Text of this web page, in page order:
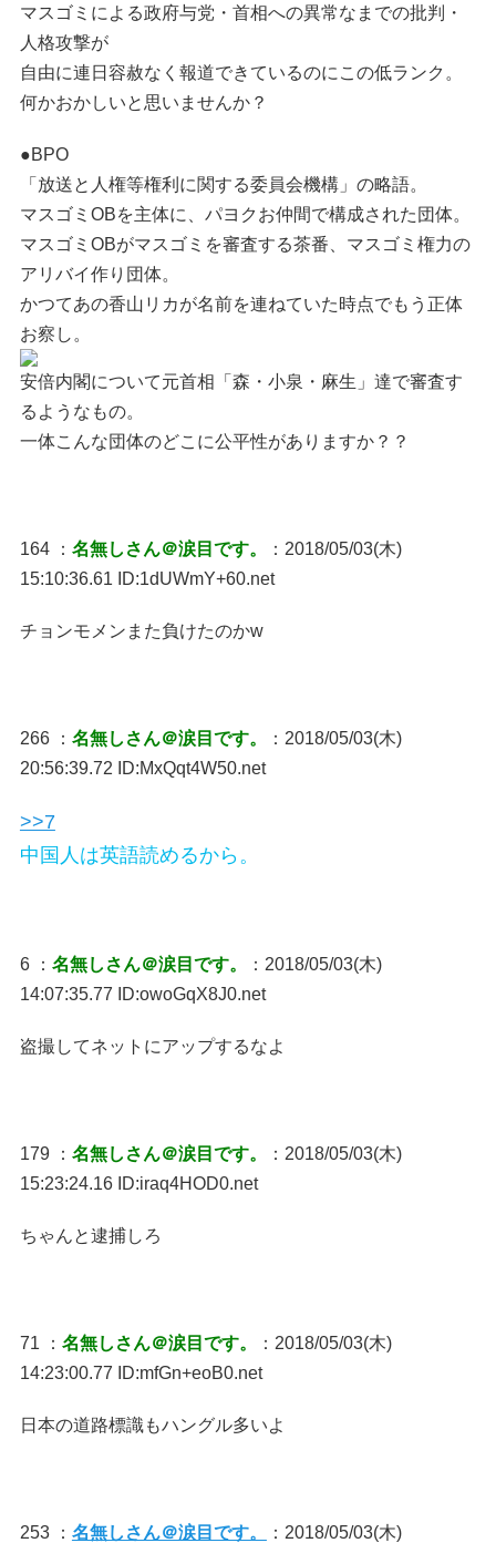
マスゴミによる政府与党・首相への異常なまでの批判・
人格攻撃が
自由に連日容赦なく報道できているのにこの低ランク。
何かおかしいと思いませんか？
●BPO
「放送と人権等権利に関する委員会機構」の略語。
マスゴミOBを主体に、パヨクお仲間で構成された団体。
マスゴミOBがマスゴミを審査する茶番、マスゴミ権力の
アリバイ作り団体。
かつてあの香山リカが名前を連ねていた時点でもう正体
お察し。
安倍内閣について元首相「森・小泉・麻生」達で審査す
るようなもの。
一体こんな団体のどこに公平性がありますか？？
164 ： 名無しさん＠涙目です。
：2018/05/03(木)
15:10:36.61 ID:1dUWmY+60.net
チョンモメンまた負けたのかw
266 ： 名無しさん＠涙目です。
：2018/05/03(木)
20:56:39.72 ID:MxQqt4W50.net
>>7
中国人は英語読めるから。
6 ： 名無しさん＠涙目です。
：2018/05/03(木)
14:07:35.77 ID:owoGqX8J0.net
盗撮してネットにアップするなよ
179 ： 名無しさん＠涙目です。
：2018/05/03(木)
15:23:24.16 ID:iraq4HOD0.net
ちゃんと逮捕しろ
71 ： 名無しさん＠涙目です。
：2018/05/03(木)
14:23:00.77 ID:mfGn+eoB0.net
日本の道路標識もハングル多いよ
253 ： 名無しさん＠涙目です。
：2018/05/03(木)